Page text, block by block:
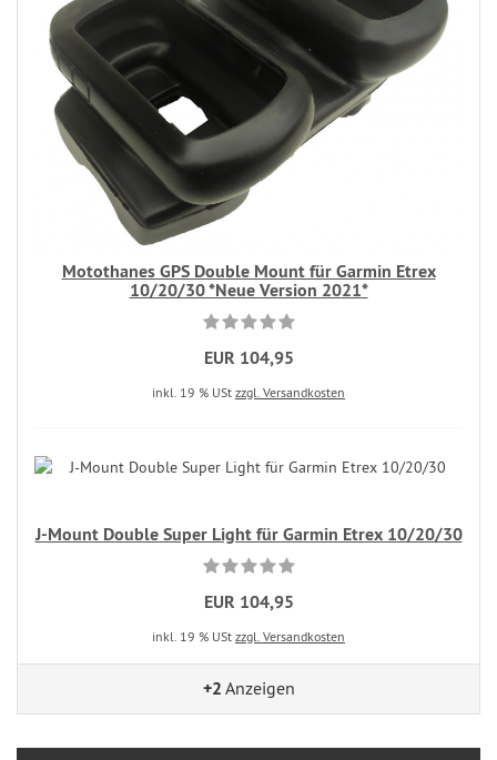
Motothanes GPS Double Mount für Garmin Etrex
10/20/30 *Neue Version 2021*
EUR 104,95
inkl. 19 % USt zzgl. Versandkosten
J-Mount Double Super Light für Garmin Etrex 10/20/30
EUR 104,95
inkl. 19 % USt zzgl. Versandkosten
+2 Anzeigen